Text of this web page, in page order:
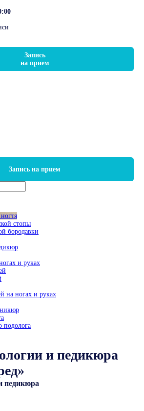
Запись
на прием
Запись на прием
стопы
бородавки
и руках
на ногах и руках
подолога
и педикюра
педикюра